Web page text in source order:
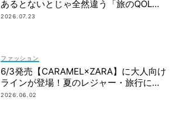
あるとないとじゃ全然違う「旅のQOL爆
上げアイテム」
2026.07.23
ファッション
6/3発売【CARAMEL×ZARA】に大人向け
ラインが登場！夏のレジャー・旅行にも
おすすめ
2026.06.02